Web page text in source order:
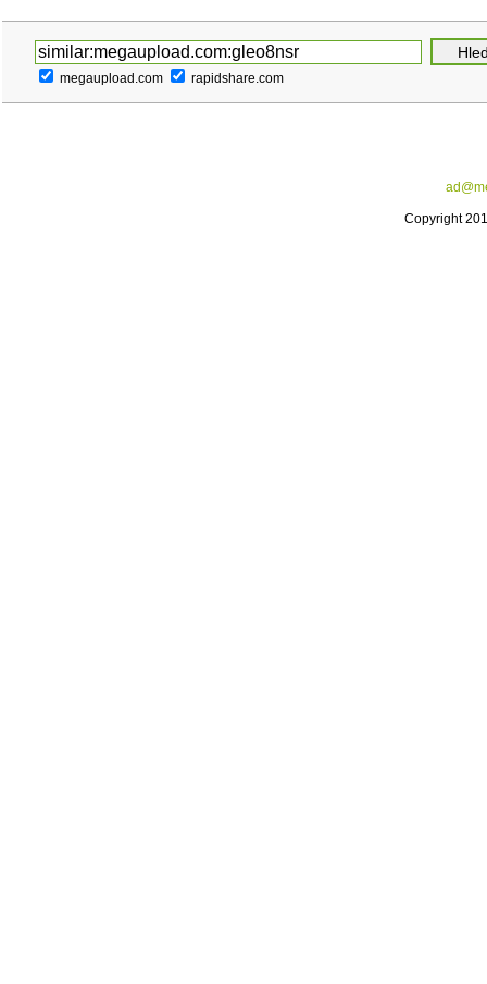
megaupload.com rapidshare.com
Copyright